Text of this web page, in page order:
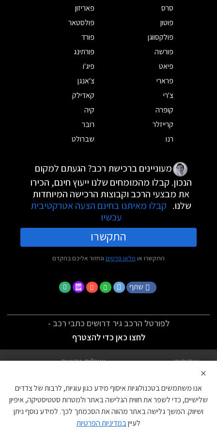
סרס
פאריזון
פוטון
פולסטאר
פולקסווגן
פורד
פורשה
פורתינג
פיאט
פיג'ו
פרארי
צ'אנגן
צ'רי
קאדילק
קופרה
קיה
קרייזלר
רובר
רנו
שברולט
מעוניינים ברכישת רכב? הגעתם למקום
הנכון. קבלו מהמומחים שלנו ייעוץ חינם, הכירו
את מבצעי הרכב וקבוצות הרכישה המיוחדות
שלנו. קבלו מאיתנו בחינם הצעה אטרקטיבית
עכשיו
התקשרו
התקשרו או מלאו פרטים ונחזור אליכם בהקדם
שתף
לפורטל הרכב גיר דרושים כתבי רכב -
לחצו כאן כדי להצטרף
אודותינו
שאלות נפוצות
הצהרת נגישות
צור קשר
עוגיות
×
אנו משתמשים בטכנולוגיות איסוף מידע כגון עוגיות, לרבות של צדדים
שלישיים, כדי לשפר את חווית הגלישה באתר ולמטרות סטטיסטיקה, איפיון
ושיווק. המשך גלישה באתר מהווה את הסכמתך לכך. למידע נוסף ניתן
לעייןבמדיניות הפרטיות